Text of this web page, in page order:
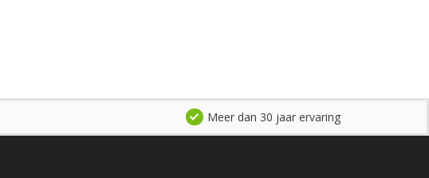
Meer dan 30 jaar ervaring